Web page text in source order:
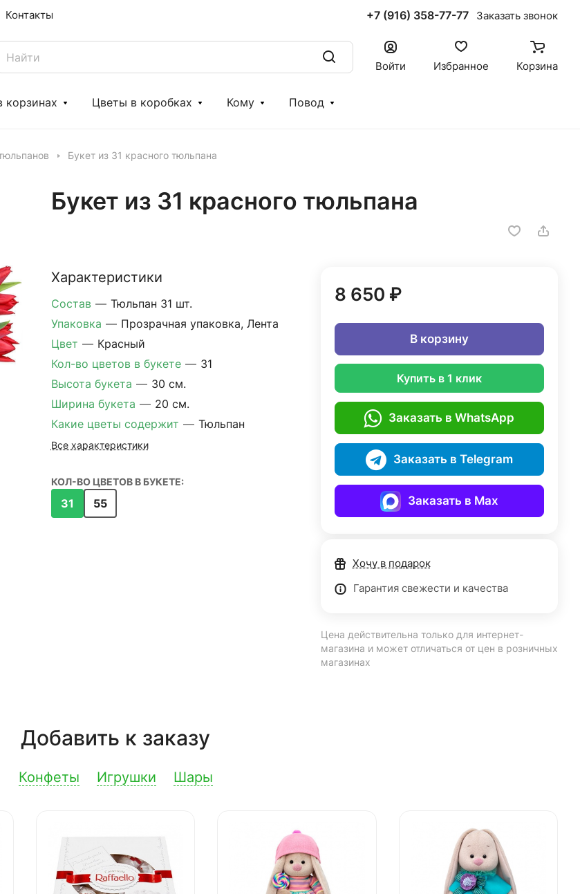
Контакты +7 (916) 358-77-77 Заказать звонок
Войти Избранное Корзина
корзинах Цветы в коробках Кому Повод
Букет из 31 красного тюльпана
Букет из 31 красного тюльпана
Характеристики
Состав — Тюльпан 31 шт.
Упаковка — Прозрачная упаковка, Лента
Цвет — Красный
Кол-во цветов в букете — 31
Высота букета — 30 см.
Ширина букета — 20 см.
Какие цветы содержит — Тюльпан
Все характеристики
КОЛ-ВО ЦВЕТОВ В БУКЕТЕ:
31 55
8 650 ₽
В корзину
Купить в 1 клик
Заказать в WhatsApp
Заказать в Telegram
Заказать в Max
Хочу в подарок
Гарантия свежести и качества
Цена действительна только для интернет-
магазина и может отличаться от цен в розничных
магазинах
Добавить к заказу
Конфеты Игрушки Шары